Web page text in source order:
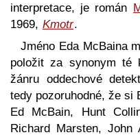
interpretace, je román
1969, Kmotr.
Jméno Eda McBaina
položit za synonym té
žánru oddechové
tedy pozoruhodné, že si
Ed McBain, Hunt
Richard Marsten,